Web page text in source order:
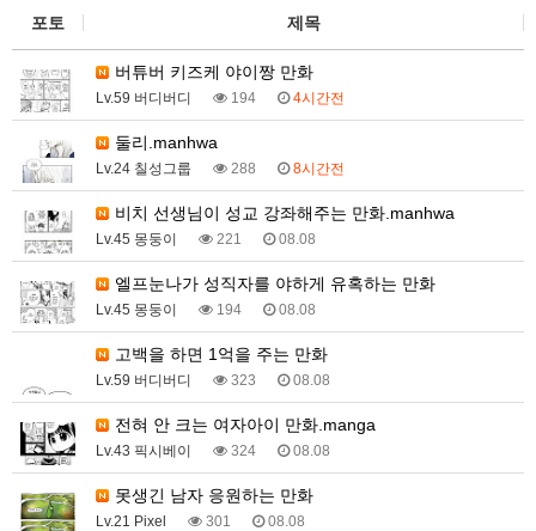
포토 제목
버튜버 키즈케 야이짱 만화
Lv.59 버디버디 194 4시간전
둘리.manhwa
Lv.24 칠성그룹 288 8시간전
비치 선생님이 성교 강좌해주는 만화.manhwa
Lv.45 몽둥이 221 08.08
엘프눈나가 성직자를 야하게 유혹하는 만화
Lv.45 몽둥이 194 08.08
고백을 하면 1억을 주는 만화
Lv.59 버디버디 323 08.08
전혀 안 크는 여자아이 만화.manga
Lv.43 픽시베이 324 08.08
못생긴 남자 응원하는 만화
Lv.21 Pixel 301 08.08